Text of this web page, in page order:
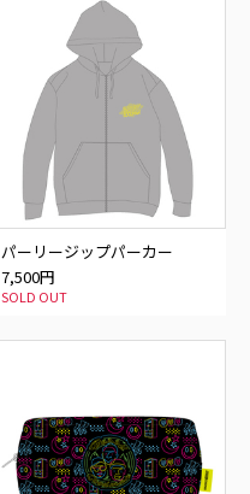
パーリージップパーカー
7,500円
SOLD OUT